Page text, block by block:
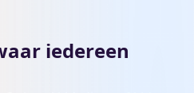
iedereen